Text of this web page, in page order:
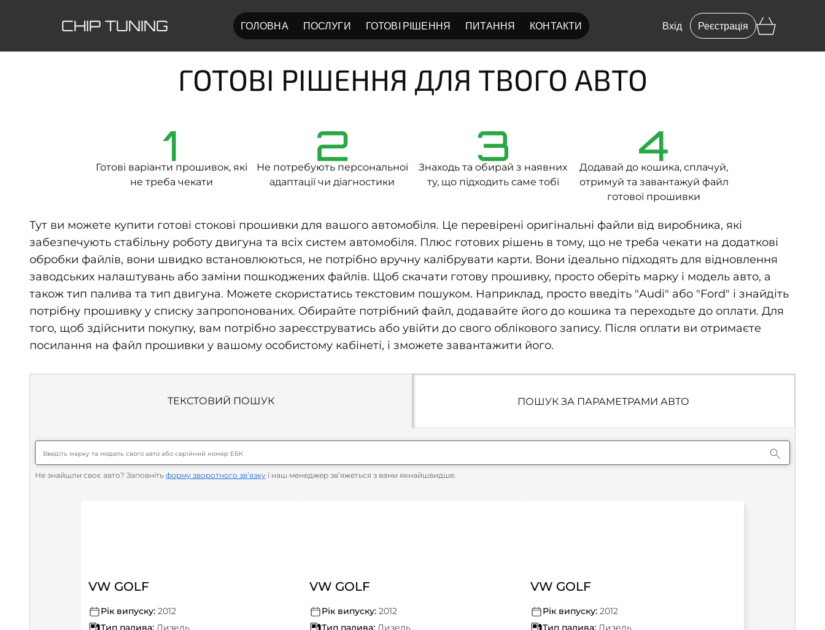
CHIP TUNING ГОЛОВНА ПОСЛУГИ ГОТОВІ РІШЕННЯ ПИТАННЯ КОНТАКТИ Вхід Реєстрація
ГОТОВІ РІШЕННЯ ДЛЯ ТВОГО АВТО
1
Готові варіанти прошивок, які
не треба чекати
2
Не потребують персональної
адаптації чи діагностики
3
Знаходь та обирай з наявних
ту, що підходить саме тобі
4
Додавай до кошика, сплачуй,
отримуй та завантажуй файл
готової прошивки
Тут ви можете купити готові стокові прошивки для вашого автомобіля. Це перевірені оригінальні файли від виробника, які
забезпечують стабільну роботу двигуна та всіх систем автомобіля. Плюс готових рішень в тому, що не треба чекати на додаткові
обробки файлів, вони швидко встановлюються, не потрібно вручну калібрувати карти. Вони ідеально підходять для відновлення
заводських налаштувань або заміни пошкоджених файлів. Щоб скачати готову прошивку, просто оберіть марку і модель авто, а
також тип палива та тип двигуна. Можете скористатись текстовим пошуком. Наприклад, просто введіть "Audi" або "Ford" і знайдіть
потрібну прошивку у списку запропонованих. Обирайте потрібний файл, додавайте його до кошика та переходьте до оплати. Для
того, щоб здійснити покупку, вам потрібно зареєструватись або увійти до свого облікового запису. Після оплати ви отримаєте
посилання на файл прошивки у вашому особистому кабінеті, і зможете завантажити його.
ТЕКСТОВИЙ ПОШУК ПОШУК ЗА ПАРАМЕТРАМИ АВТО
Не знайшли своє авто? Заповніть форму зворотного зв’язку і наш менеджер зв’яжеться з вами якнайшвидше.
VW GOLF
Рік випуску: 2012
Тип палива: Дизель
VW GOLF
Рік випуску: 2012
Тип палива: Дизель
VW GOLF
Рік випуску: 2012
Тип палива: Дизель